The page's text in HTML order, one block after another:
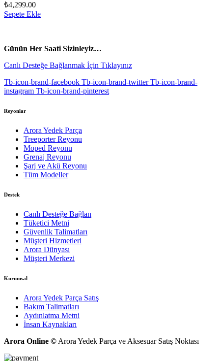
₺4,299.00
Sepete Ekle
Günün Her Saati Sizinleyiz…
Canlı Desteğe Bağlanmak İçin Tıklayınız
Tb-icon-brand-facebook Tb-icon-brand-twitter Tb-icon-brand-
instagram Tb-icon-brand-pinterest
Reyonlar
Arora Yedek Parça
Treeporter Reyonu
Moped Reyonu
Grenaj Reyonu
Şarj ve Akü Reyonu
Tüm Modeller
Destek
Canlı Desteğe Bağlan
Tüketici Metni
Güvenlik Talimatları
Müşteri Hizmetleri
Arora Dünyası
Müşteri Merkezi
Kurumsal
Arora Yedek Parça Satış
Bakım Talimatları
Aydınlatma Metni
İnsan Kaynakları
Arora Online © Arora Yedek Parça ve Aksesuar Satış Noktası